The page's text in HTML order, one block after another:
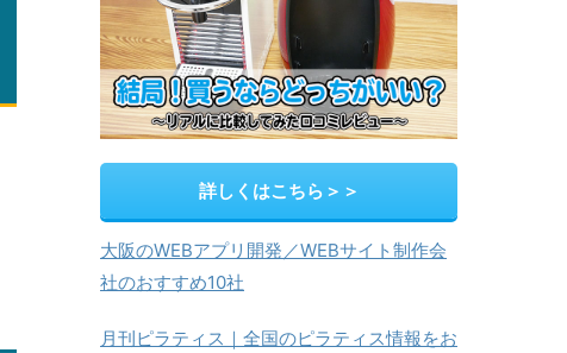
詳しくはこちら＞＞
大阪のWEBアプリ開発／WEBサイト制作会
社のおすすめ10社
月刊ピラティス｜全国のピラティス情報をお